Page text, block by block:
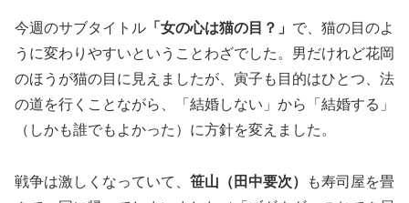
今週のサブタイトル 「女の心は猫の目？」 で、猫の目のよ
うに変わりやすいということわざでした。男だけれど花岡
のほうが猫の目に見えましたが、寅子も目的はひとつ、法
の道を行くことながら、「結婚しない」から「結婚する」
（しかも誰でもよかった）に方針を変えました。
戦争は激しくなっていて、 笹山（田中要次）
も寿司屋を畳